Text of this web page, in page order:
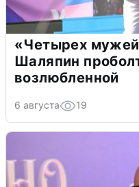
«Четырех
Шаляпин
возлюбленной
6 августа 19